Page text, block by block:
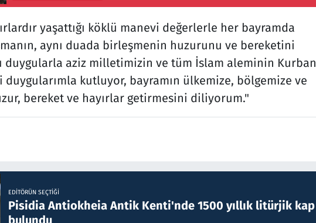
yaşattığı köklü manevi değerlerle her bayramda
aynı duada birleşmenin huzurunu ve bereketini
duygularla aziz milletimizin ve tüm İslam aleminin Kurban
duygularımla kutluyor, bayramın ülkemize, bölgemize ve
bereket ve hayırlar getirmesini diliyorum."
EDITÖRÜN SEÇTIĞI
Pisidia Antiokheia Antik Kenti'nde 1500 yıllık litürjik kap
bulundu